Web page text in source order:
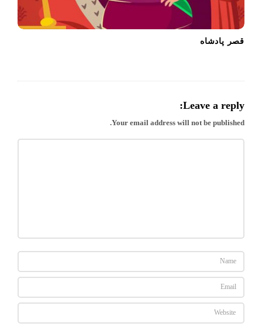
قصر پادشاه
Leave a reply:
Your email address will not be published.